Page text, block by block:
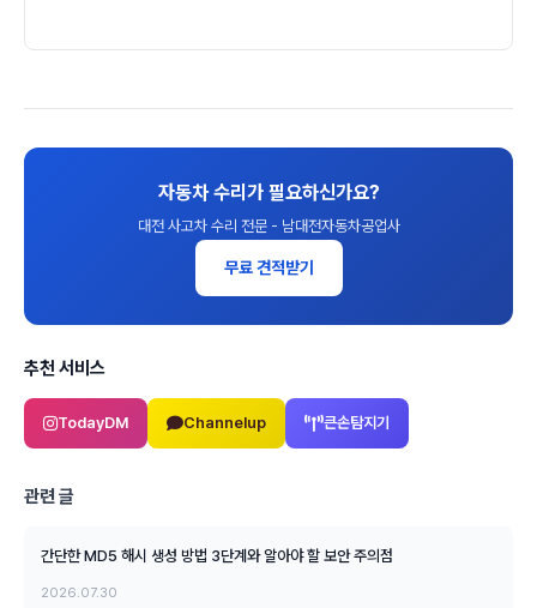
자동차 수리가 필요하신가요?
대전 사고차 수리 전문 - 남대전자동차공업사
무료 견적받기
추천 서비스
TodayDM Channelup 큰손탐지기
관련 글
간단한 MD5 해시 생성 방법 3단계와 알아야 할 보안 주의점
2026.07.30